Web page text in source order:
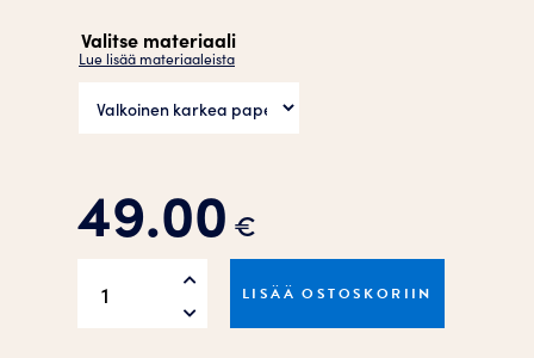
Valitse materiaali
Lue lisää materiaaleista
49.00 €
Marjaniemen
majakka
LISÄÄ OSTOSKORIIN